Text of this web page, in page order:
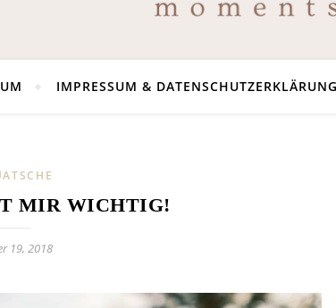
IMPRESSUM & DATENSCHUTZERKLÄRUNG
MIR WICHTIG!
19, 2018